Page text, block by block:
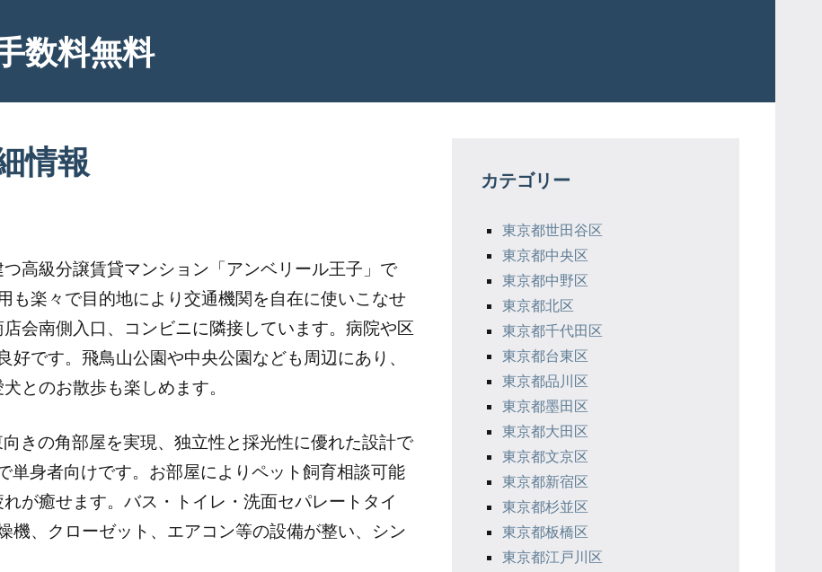
数料無料
情報
高級分譲賃貸マンション「アンベリール王子」で
も楽々で目的地により交通機関を自在に使いこなせ
会南側入口、コンビニに隣接しています。病院や区
です。飛鳥山公園や中央公園なども周辺にあり、
とのお散歩も楽しめます。
きの角部屋を実現、独立性と採光性に優れた設計で
単身者向けです。お部屋によりペット飼育相談可能
が癒せます。バス・トイレ・洗面セパレートタイ
機、クローゼット、エアコン等の設備が整い、シン
カテゴリー
東京都世田谷区
東京都中央区
東京都中野区
東京都北区
東京都千代田区
東京都台東区
東京都品川区
東京都墨田区
東京都大田区
東京都文京区
東京都新宿区
東京都杉並区
東京都板橋区
東京都江戸川区